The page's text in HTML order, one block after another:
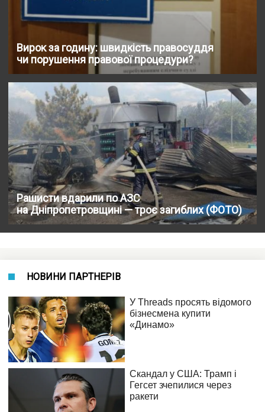
Вирок за годину: швидкість правосуддя
чи порушення правової процедури?
Рашисти вдарили по АЗС
на Дніпропетровщині — троє загиблих (ФОТО)
НОВИНИ ПАРТНЕРІВ